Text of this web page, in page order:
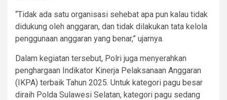
“Tidak ada satu organisasi sehebat apa pun kalau tidak
didukung oleh anggaran, dan tidak dilakukan tata kelola
penggunaan anggaran yang benar,” ujarnya.
Dalam kegiatan tersebut, Polri juga menyerahkan
penghargaan Indikator Kinerja Pelaksanaan Anggaran
(IKPA) terbaik Tahun 2025. Untuk kategori pagu besar
diraih Polda Sulawesi Selatan, kategori pagu sedang